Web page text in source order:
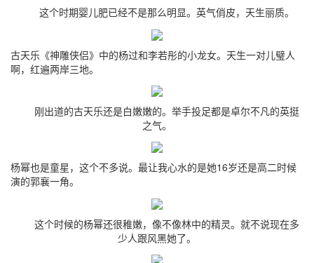
这个时期婴儿肥已经不是那么明显。英气俏皮，天生丽质。
古天乐《神雕侠侣》中的杨过和李若彤的小龙女。天生一对儿璧人
啊，红遍两岸三地。
刚出道的古天乐还是白嫩嫩的。举手投足都是卓尔不凡的英挺
之气。
杨幂也是童星，这个不多说。最让我心水的是她16岁还是高二时候
演的郭襄一角。
这个时候的杨幂还很稚嫩，像不像林中的精灵。就不说现在多
少人跟风黑她了。